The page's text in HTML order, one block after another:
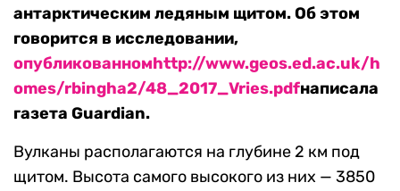
антарктическим ледяным щитом. Об этом
говорится в исследовании,
опубликованномhttp://www.geos.ed.ac.uk/h
omes/rbingha2/48_2017_Vries.pdfнаписала
газета Guardian.
Вулканы располагаются на глубине 2 км под
щитом. Высота самого высокого из них — 3850